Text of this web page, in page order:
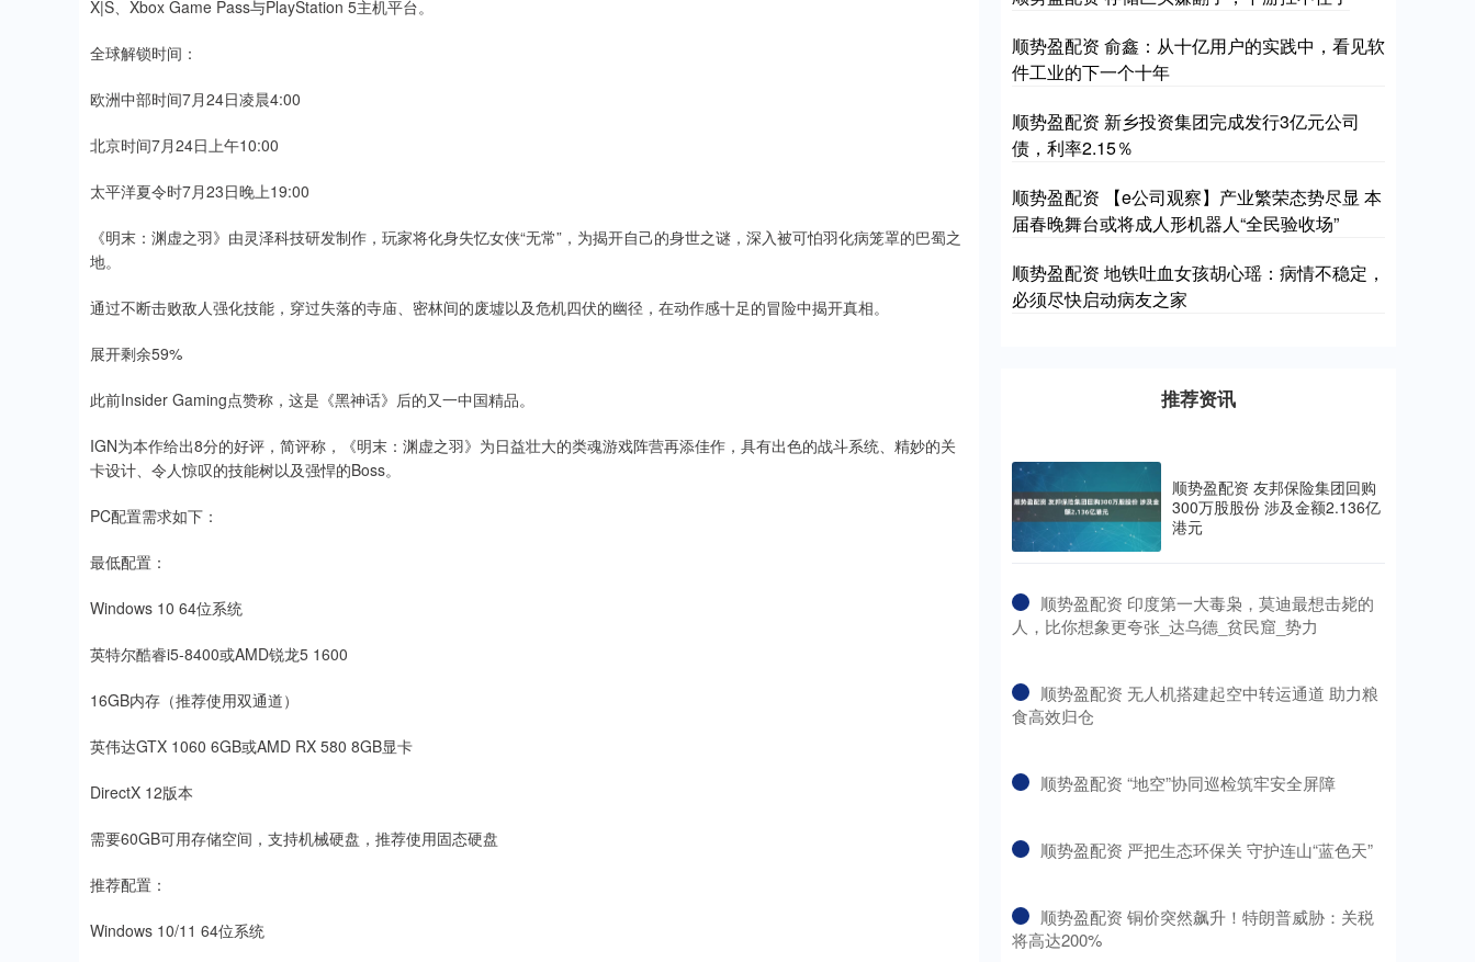
X|S、Xbox Game Pass与PlayStation 5主机平台。
全球解锁时间：
欧洲中部时间7月24日凌晨4:00
北京时间7月24日上午10:00
太平洋夏令时7月23日晚上19:00
《明末：渊虚之羽》由灵泽科技研发制作，玩家将化身失忆女侠“无常”，为揭开自己的身世之谜，深入被可怕羽化病笼罩的巴蜀之
地。
通过不断击败敌人强化技能，穿过失落的寺庙、密林间的废墟以及危机四伏的幽径，在动作感十足的冒险中揭开真相。
展开剩余59%
此前Insider Gaming点赞称，这是《黑神话》后的又一中国精品。
IGN为本作给出8分的好评，简评称，《明末：渊虚之羽》为日益壮大的类魂游戏阵营再添佳作，具有出色的战斗系统、精妙的关
卡设计、令人惊叹的技能树以及强悍的Boss。
PC配置需求如下：
最低配置：
Windows 10 64位系统
英特尔酷睿i5-8400或AMD锐龙5 1600
16GB内存（推荐使用双通道）
英伟达GTX 1060 6GB或AMD RX 580 8GB显卡
DirectX 12版本
需要60GB可用存储空间，支持机械硬盘，推荐使用固态硬盘
推荐配置：
Windows 10/11 64位系统
顺势盈配资 俞鑫：从十亿用户的实践中，看见软
件工业的下一个十年
顺势盈配资 新乡投资集团完成发行3亿元公司
债，利率2.15％
顺势盈配资 【e公司观察】产业繁荣态势尽显 本
届春晚舞台或将成人形机器人“全民验收场”
顺势盈配资 地铁吐血女孩胡心瑶：病情不稳定，
必须尽快启动病友之家
推荐资讯
顺势盈配资 友邦保险集团回购
300万股股份 涉及金额2.136亿
港元
​顺势盈配资 印度第一大毒枭，莫迪最想击毙的
人，比你想象更夸张_达乌德_贫民窟_势力
​顺势盈配资 无人机搭建起空中转运通道 助力粮
食高效归仓
​顺势盈配资 “地空”协同巡检筑牢安全屏障
​顺势盈配资 严把生态环保关 守护连山“蓝色天”
​顺势盈配资 铜价突然飙升！特朗普威胁：关税
将高达200%